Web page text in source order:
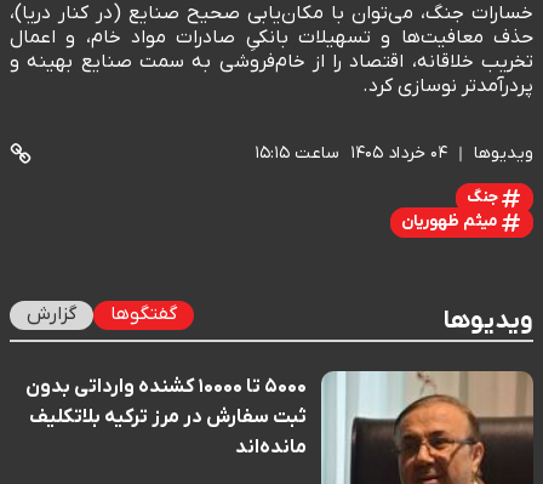
خسارات جنگ، می‌توان با مکان‌یابی صحیح صنایع (در کنار دریا)،
حذف معافیت‌ها و تسهیلات بانکیِ صادرات مواد خام، و اعمال
تخریب خلاقانه، اقتصاد را از خام‌فروشی به سمت صنایع بهینه و
پردرآمدتر نوسازی کرد.
ویدیوها ۰۴ خرداد ۱۴۰۵ ساعت ۱۵:۱۵
جنگ
میثم ظهوریان
ویدیوها گفتگوها گزارش
۵۰۰۰ تا ۱۰۰۰۰ کشنده وارداتی بدون
ثبت سفارش در مرز ترکیه بلاتکلیف
مانده‌اند